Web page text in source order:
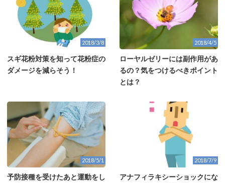
2018/3/8
スギ花粉対策を知って花粉症の
ダメージを減らそう！
2018/4/5
ローヤルゼリーには副作用があ
るの？気をつけるべきポイント
とは？
2018/5/1
予防接種を受けたあと運動をし
2018/7/9
アナフィラキシーショックにな